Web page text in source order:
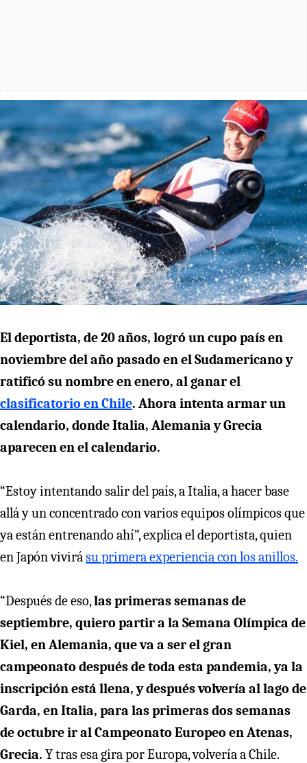
El deportista, de 20 años, logró un cupo país en
noviembre del año pasado en el Sudamericano y
ratificó su nombre en enero, al ganar el
clasificatorio en Chile. Ahora intenta armar un
calendario, donde Italia, Alemania y Grecia
aparecen en el calendario.
“Estoy intentando salir del país, a Italia, a hacer base
allá y un concentrado con varios equipos olímpicos que
ya están entrenando ahí”, explica el deportista, quien
en Japón vivirá su primera experiencia con los anillos.
“Después de eso,las primeras semanas de
septiembre, quiero partir a la Semana Olímpica de
Kiel, en Alemania, que va a ser el gran
campeonato después de toda esta pandemia, ya la
inscripción está llena, y después volvería al lago de
Garda, en Italia, para las primeras dos semanas
de octubre ir al Campeonato Europeo en Atenas,
Grecia. Y tras esa gira por Europa, volvería a Chile.